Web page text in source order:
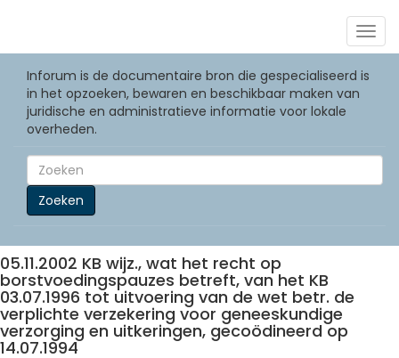
Inforum is de documentaire bron die gespecialiseerd is
in het opzoeken, bewaren en beschikbaar maken van
juridische en administratieve informatie voor lokale
overheden.
Zoeken
05.11.2002 KB wijz., wat het recht op
borstvoedingspauzes betreft, van het KB
03.07.1996 tot uitvoering van de wet betr. de
verplichte verzekering voor geneeskundige
verzorging en uitkeringen, gecoödineerd op
14.07.1994